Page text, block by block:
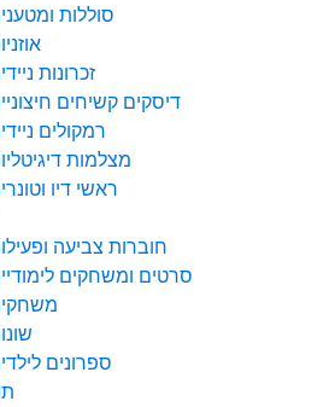
סוללות
זכרונות
דיסקים קשיחים
רמקולים
מצלמות
ראשי דיו
חוברות צביעה
סרטים ומשחקים
ספרונים